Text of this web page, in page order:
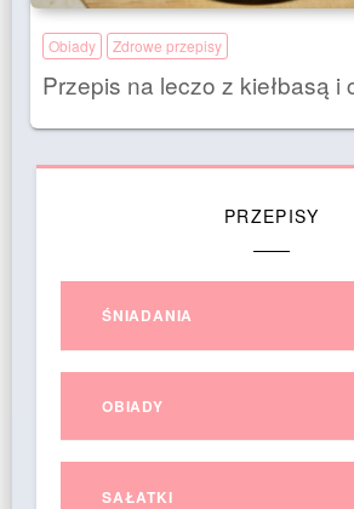
Obiady Zdrowe przepisy
Przepis na leczo z kiełbasą i
PRZEPISY
ŚNIADANIA
OBIADY
SAŁATKI